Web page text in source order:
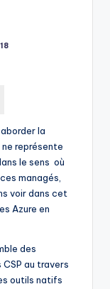
la
représente
le sens où
managés,
voir dans cet
Azure en
des
au travers
outils natifs